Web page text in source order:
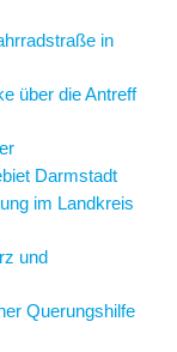
in
über die Antreff
Darmstadt
im Landkreis
und
Querungshilfe